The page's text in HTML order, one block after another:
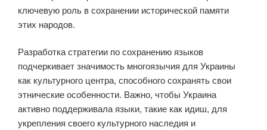
ключевую роль в сохранении исторической памяти
этих народов.
Разработка стратегии по сохранению языков
подчеркивает значимость многоязычия для Украины
как культурного центра, способного сохранять свои
этнические особенности. Важно, чтобы Украина
активно поддерживала языки, такие как идиш, для
укрепления своего культурного наследия и